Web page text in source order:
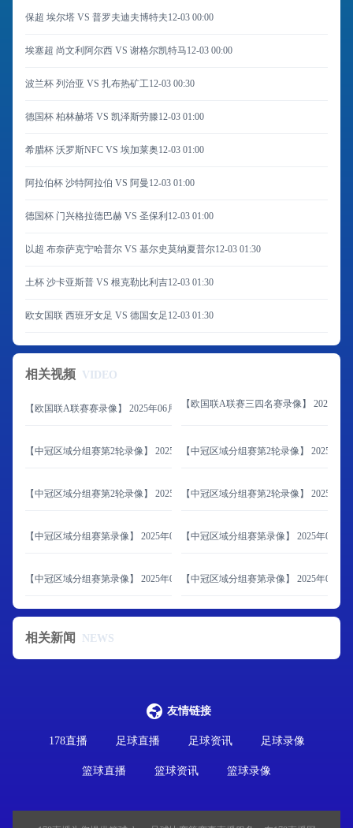
保超 埃尔塔 VS 普罗夫迪夫博特夫12-03 00:00
埃塞超 尚文利阿尔西 VS 谢格尔凯特马12-03 00:00
波兰杯 列治亚 VS 扎布热矿工12-03 00:30
德国杯 柏林赫塔 VS 凯泽斯劳滕12-03 01:00
希腊杯 沃罗斯NFC VS 埃加莱奥12-03 01:00
阿拉伯杯 沙特阿拉伯 VS 阿曼12-03 01:00
德国杯 门兴格拉德巴赫 VS 圣保利 12-03 01:00
以超 布奈萨克宁哈普尔 VS 基尔史莫纳夏普尔12-03 01:30
土杯 沙卡亚斯普 VS 根克勒比利吉12-03 01:30
欧女国联 西班牙女足 VS 德国女足 12-03 01:30
相关视频 VIDEO
【欧国联A联赛赛录像】 2025年06月09日 西班牙vs葡萄牙【欧国联A联赛三四名赛录像】 2025年
【中冠区域分组赛第2轮录像】 2025年06月08日 山东球探vs延边体育学校
【中冠区域分组赛第2轮录像】 2025年
【中冠区域分组赛第2轮录像】 2025年06月08日 大连海青昌隆vs青岛追风少年
【中冠区域分组赛第2轮录像】 2025年
【中冠区域分组赛第录像】 2025年06月07日 北京通州鹏瑞通达vs内蒙古草上飞
【中冠区域分组赛第录像】 2025年06
【中冠区域分组赛第录像】 2025年06月07日 济南泉盛联合vs山西翔宇
【中冠区域分组赛第录像】 2025年06月
相关新闻 NEWS
友情链接
178直播 足球直播 足球资讯 足球录像
篮球直播 篮球资讯 篮球录像